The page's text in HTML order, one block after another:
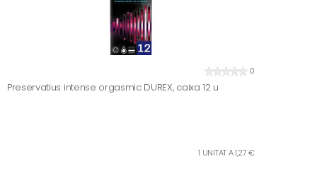
0
Preservatius intense orgasmic DUREX, caixa 12 u
1 UNITAT A 1,27 €